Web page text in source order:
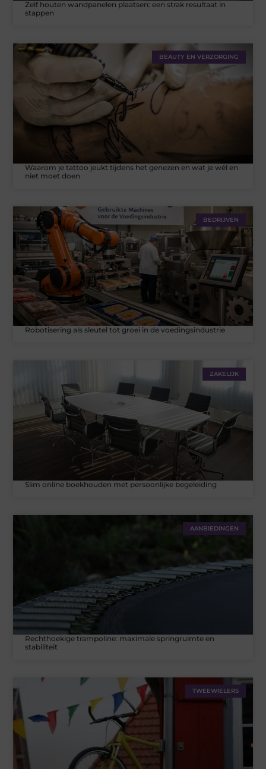
Zelf houten wandpanelen plaatsen: een strak resultaat in
stappen
BEAUTY EN VERZORGING
Waarom je tattoo jeukt tijdens het genezen en wat je wél en
niet moet doen
BEDRIJVEN
Robotisering als sleutel tot groei in de voedingsindustrie
ZAKELIJK
Slim online boekhouden met persoonlijke begeleiding
AANBIEDINGEN
Rechthoekige trampoline: maximale springruimte en
stabiliteit
TWEEWIELERS